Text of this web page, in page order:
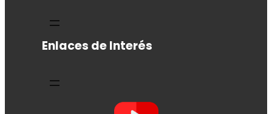
Enlaces de Interés